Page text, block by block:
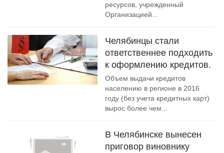
ресурсов, учрежденный
Организацией...
Челябинцы стали
ответственнее подходить
к оформлению кредитов.
Объем выдачи кредитов
населению в регионе в 2016
году (без учета кредитных карт)
вырос более чем...
В Челябинске вынесен
приговор виновнику